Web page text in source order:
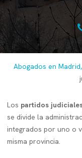
Abogados en
Los partidos
se divide la
integrados por uno o
misma provincia.